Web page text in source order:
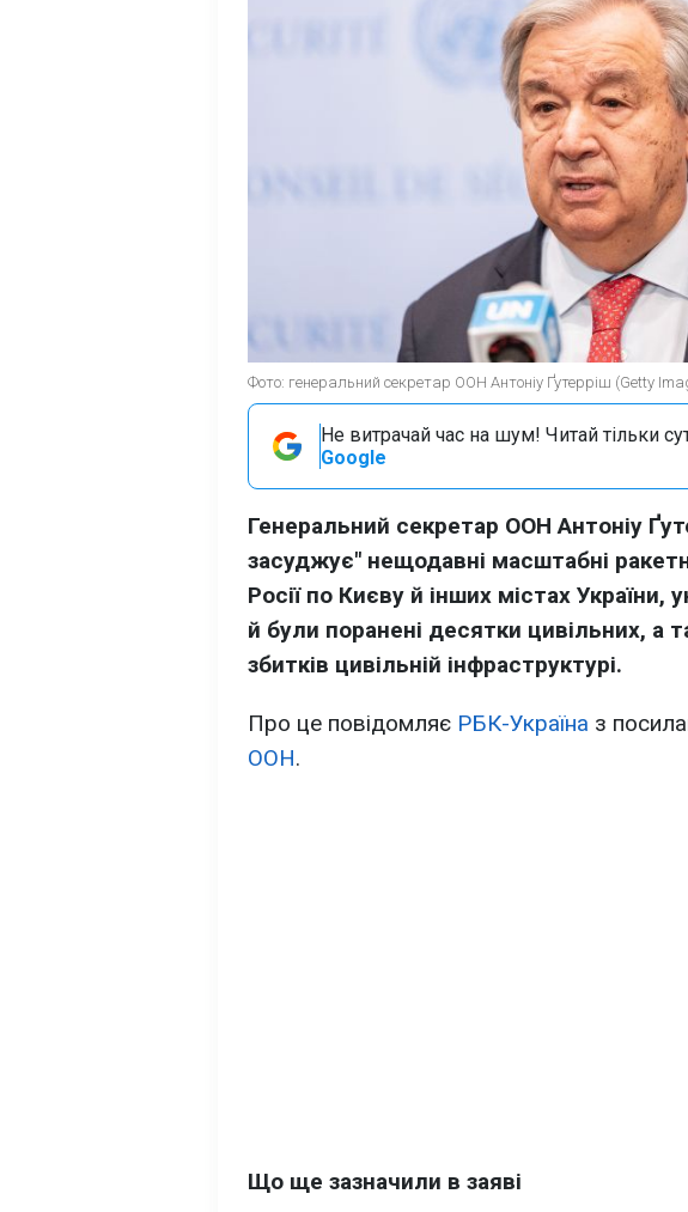
Фото: генеральний секретар ООН Антоніу Ґутерріш (Getty
Не витрачай час на шум! Читай тільки
Google
Генеральний секретар ООН Антоніу
засуджує" нещодавні масштабні
Росії по Києву й інших містах України,
й були поранені десятки цивільних, а
збитків цивільній інфраструктурі.
Про це повідомляє РБК-Україна з
ООН.
Що ще зазначили в заяві